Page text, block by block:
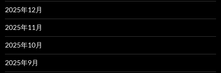
2025年12月
2025年11月
2025年10月
2025年9月